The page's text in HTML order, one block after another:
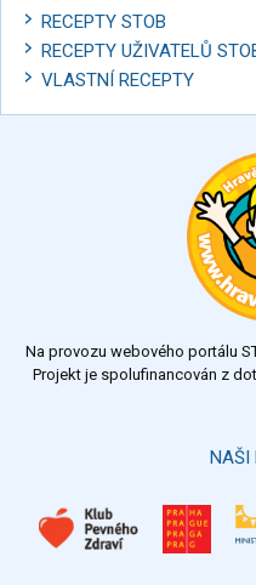
RECEPTY STOB
RECEPTY UŽIVATELŮ
VLASTNÍ RECEPTY
Na provozu webového portálu
Projekt je spolufinancován z
NAŠI